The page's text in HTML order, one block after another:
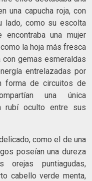
una capucha roja, con
lado, como su escolta
una mujer
la hoja más fresca
gemas esmeraldas
entrelazadas por
forma de circuitos de
una única
rubí oculto entre sus
como el de una
poseían una dureza
puntiagudas,
cabello verde menta,